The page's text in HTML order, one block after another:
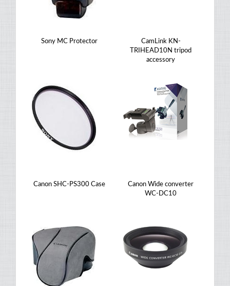
Sony MC Protector
CamLink KN-
TRIHEAD10N tripod
accessory
Canon SHC-PS300 Case
Canon Wide converter
WC-DC10